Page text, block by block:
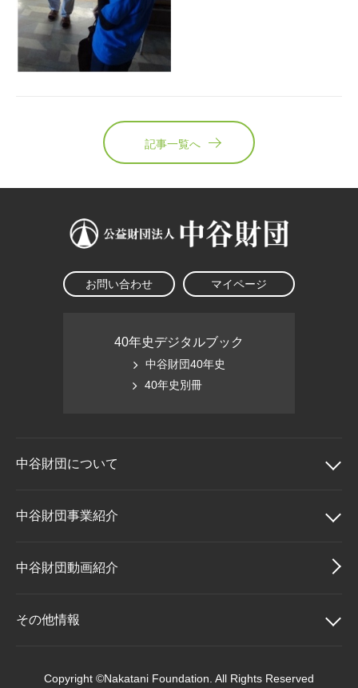
記事一覧へ
お問い合わせ マイページ
40年史デジタルブック
中谷財団40年史
40年史別冊
中谷財団について
中谷財団について
理事長挨拶
設立趣意書
中谷財団事業紹介
中谷財団事業紹介
中谷賞
中谷財団動画紹介
その他情報
Copyright ©Nakatani Foundation. All Rights Reserved